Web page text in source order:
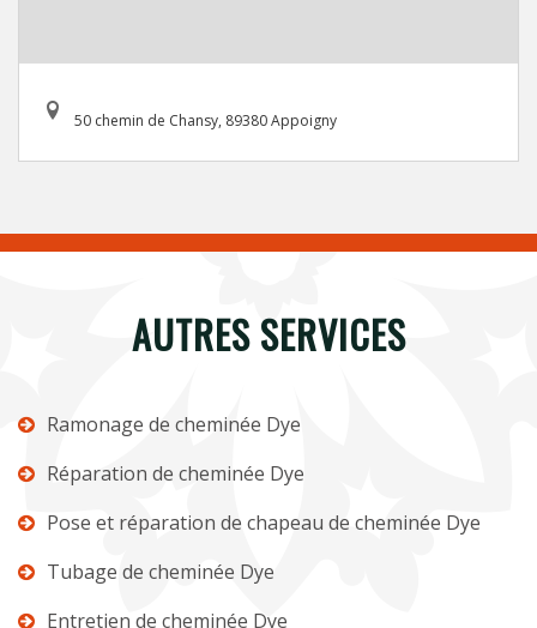
50 chemin de Chansy, 89380 Appoigny
AUTRES SERVICES
Ramonage de cheminée Dye
Réparation de cheminée Dye
Pose et réparation de chapeau de cheminée Dye
Tubage de cheminée Dye
Entretien de cheminée Dye